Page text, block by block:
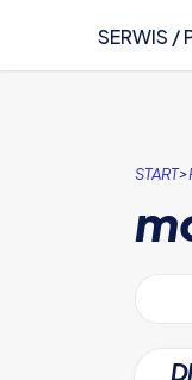
SERWIS /
START>